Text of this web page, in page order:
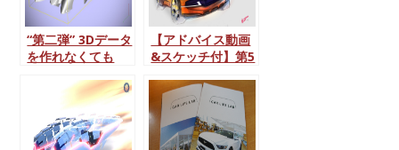
“第二弾” 3Dデータ
を作れなくても
だけのオリジナル
ミニ四駆を作ろう
☆★
【アドバイス動画
&スケッチ付】第5
発表！「クルマ以
外のモチーフを見
つけデザインする
」